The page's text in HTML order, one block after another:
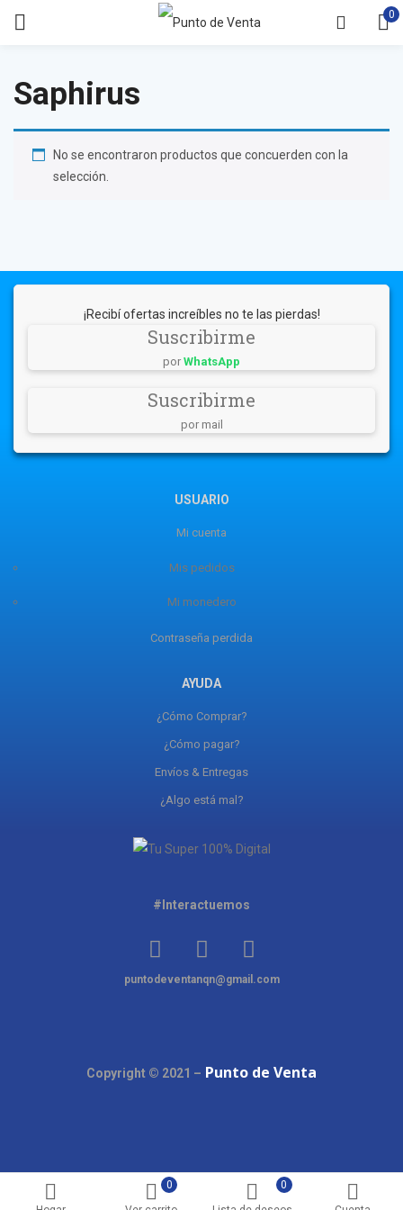
0
0
0
Saphirus
No se encontraron productos que concuerden con la
selección.
¡Recibí ofertas increíbles no te las pierdas!
Suscribirme
por WhatsApp
Suscribirme
por mail
USUARIO
Mi cuenta
Mis pedidos
Mi monedero
Contraseña perdida
AYUDA
¿Cómo Comprar?
¿Cómo pagar?
Envíos & Entregas
¿Algo está mal?
#Interactuemos
puntodeventanqn@gmail.com
Copyright © 2021 – Punto de Venta